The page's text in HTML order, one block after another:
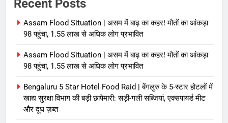
Recent Posts
Assam Flood Situation | असम में बाढ़ का कहर! मौतों का आंकड़ा
98 पहुंचा, 1.55 लाख से अधिक लोग प्रभावित
Assam Flood Situation | असम में बाढ़ का कहर! मौतों का आंकड़ा
98 पहुंचा, 1.55 लाख से अधिक लोग प्रभावित
Bengaluru 5 Star Hotel Food Raid | बेंगलुरु के 5-स्टार होटलों में
खाद्य सुरक्षा विभाग की बड़ी छापेमारी: सड़ी-गली सब्जियां, एक्सपायर्ड मीट
और दूध ज़ब्त